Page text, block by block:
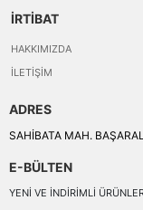
İRTİBAT
HAKKIMIZDA
İLETIŞIM
ADRES
SAHİBATA MAH.
E-BÜLTEN
YENI VE INDIRIMLI